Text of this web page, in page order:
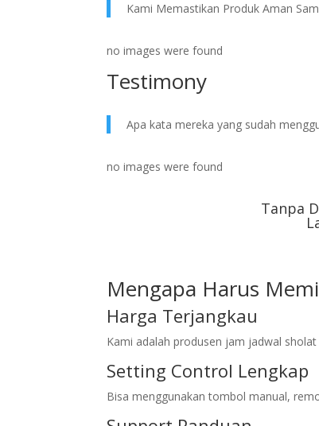
Kami Memastikan Produk Aman
no images were found
Testimony
Apa kata mereka yang sudah
no images were found
Tanpa
Mengapa Harus
Harga Terjangkau
Kami adalah produsen jam jadwal
Setting Control Lengkap
Bisa menggunakan tombol manual,